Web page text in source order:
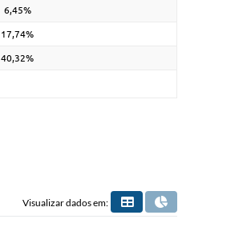
6,45%
17,74%
40,32%
Visualizar dados em: